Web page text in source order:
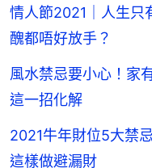
情人節2021｜人生
醜都唔好放手？
風水禁忌要小心！家
這一招化解
2021牛年財位5大禁
這樣做避漏財